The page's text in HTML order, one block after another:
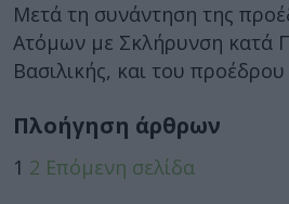
Μετά τη συνάντηση της
Ατόμων με Σκλήρυνση κατά
Βασιλικής, και του
Πλοήγηση άρθρων
1 2 Επόμενη σελίδα